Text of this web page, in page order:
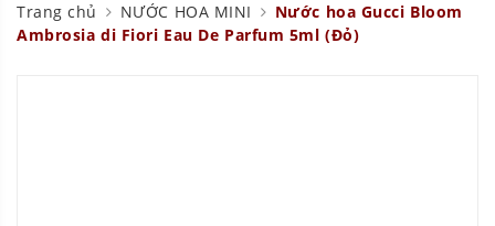
Trang chủ NƯỚC HOA MINI
Nước hoa Gucci Bloom
Ambrosia di Fiori Eau De Parfum 5ml (Đỏ)